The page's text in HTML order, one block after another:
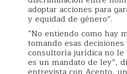
adoptar acciones para
y equidad de género”.
“No entiendo como hay
tomando esas
consultoría jurídica no le
es un mandato de ley”,